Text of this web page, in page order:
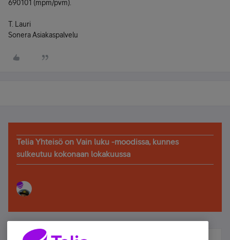
690101 (mpm/pvm).
T. Lauri
Sonera Asiakaspalvelu
Telia Yhteisö on Vain luku -moodissa, kunnes
sulkeutuu kokonaan lokakuussa